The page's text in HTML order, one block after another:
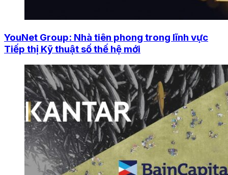
YouNet Group: Nhà tiên phong trong lĩnh vực
Tiếp thị Kỹ thuật số thế hệ mới